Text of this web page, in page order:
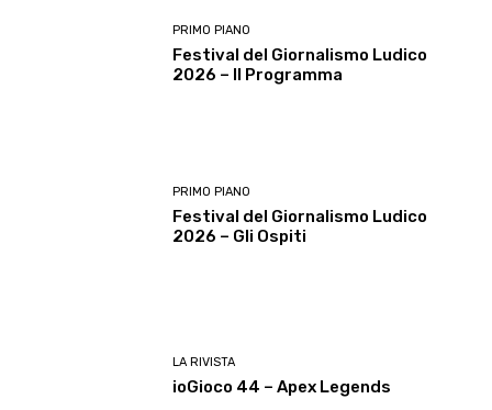
PRIMO PIANO
Festival del Giornalismo Ludico
2026 – Il Programma
PRIMO PIANO
Festival del Giornalismo Ludico
2026 – Gli Ospiti
LA RIVISTA
ioGioco 44 – Apex Legends